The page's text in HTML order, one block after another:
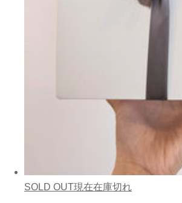
SOLD OUT現在在庫切れ